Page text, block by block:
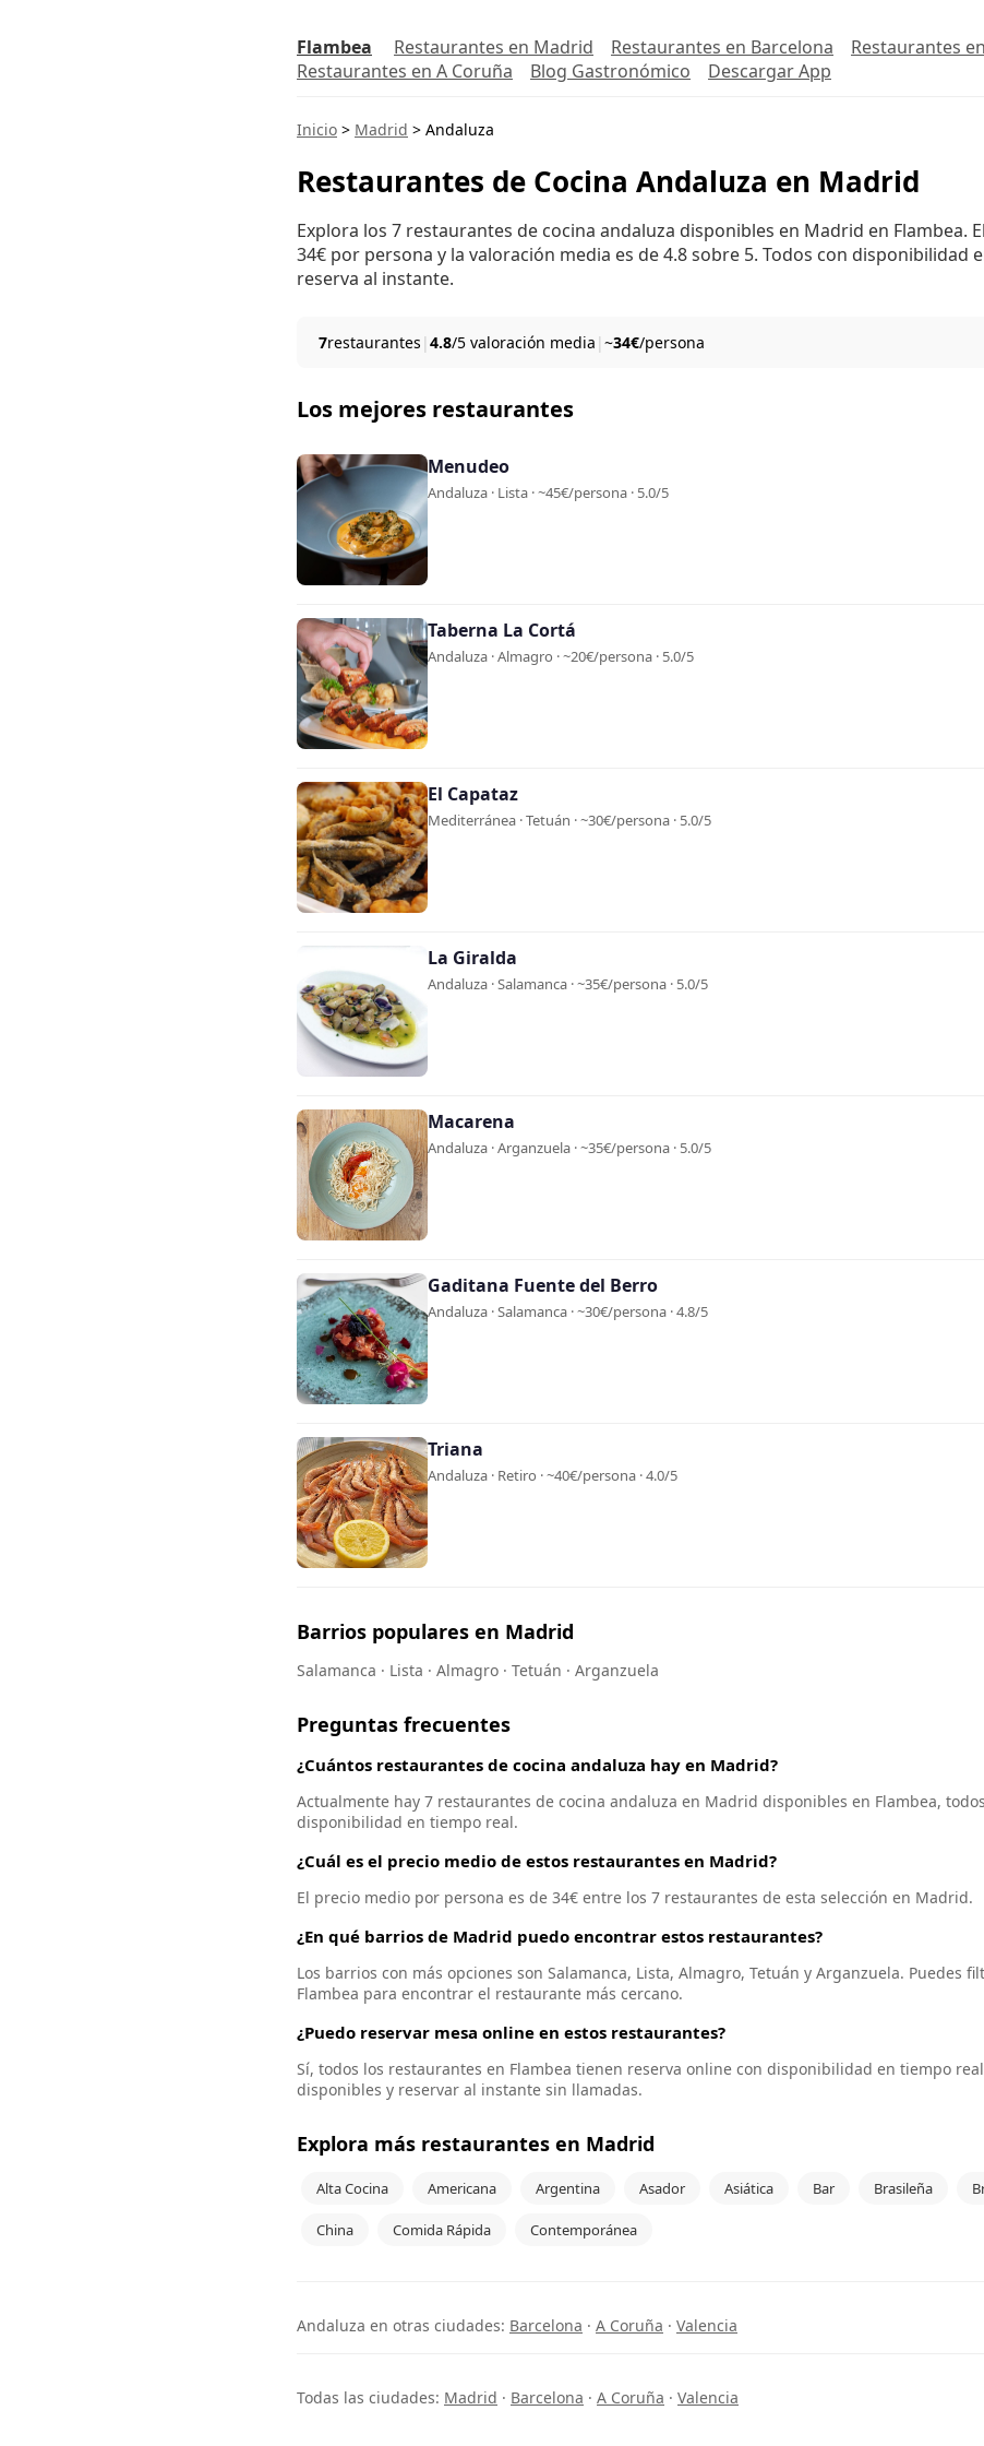
Flambea Restaurantes en Madrid Restaurantes en Barcelona
Restaurantes
Restaurantes en A Coruña
Blog Gastronómico Descargar App
Inicio > Madrid > Andaluza
Restaurantes de Cocina Andaluza en Madrid
Explora los 7 restaurantes de cocina andaluza disponibles en Madrid en Flambea.
34€ por persona y la valoración media es de 4.8 sobre 5. Todos con disponibilidad
reserva al instante.
7restaurantes | 4.8/5 valoración media | ~34€/persona
Los mejores restaurantes
Menudeo
Andaluza · Lista · ~45€/persona · 5.0/5
Taberna La Cortá
Andaluza · Almagro · ~20€/persona · 5.0/5
El Capataz
Mediterránea · Tetuán · ~30€/persona · 5.0/5
La Giralda
Andaluza · Salamanca · ~35€/persona · 5.0/5
Macarena
Andaluza · Arganzuela · ~35€/persona · 5.0/5
Gaditana Fuente del Berro
Andaluza · Salamanca · ~30€/persona · 4.8/5
Triana
Andaluza · Retiro · ~40€/persona · 4.0/5
Barrios populares en Madrid
Salamanca · Lista · Almagro · Tetuán · Arganzuela
Preguntas frecuentes
¿Cuántos restaurantes de cocina andaluza hay en Madrid?
Actualmente hay 7 restaurantes de cocina andaluza en Madrid disponibles en Flambea,
disponibilidad en tiempo real.
¿Cuál es el precio medio de estos restaurantes en Madrid?
El precio medio por persona es de 34€ entre los 7 restaurantes de esta selección en Madrid.
¿En qué barrios de Madrid puedo encontrar estos restaurantes?
Los barrios con más opciones son Salamanca, Lista, Almagro, Tetuán y Arganzuela. Puedes
Flambea para encontrar el restaurante más cercano.
¿Puedo reservar mesa online en estos restaurantes?
Sí, todos los restaurantes en Flambea tienen reserva online con disponibilidad en tiempo
disponibles y reservar al instante sin llamadas.
Explora más restaurantes en Madrid
Alta Cocina Americana Argentina Asador Asiática Bar Brasileña
China Comida Rápida Contemporánea
Andaluza en otras ciudades: Barcelona · A Coruña · Valencia
Todas las ciudades: Madrid · Barcelona · A Coruña · Valencia